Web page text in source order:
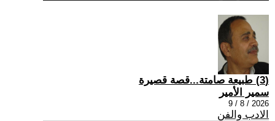
(3) طبيعة صامتة...قصة قصيرة
سمير الأمير
2026 / 8 / 9
الادب والفن